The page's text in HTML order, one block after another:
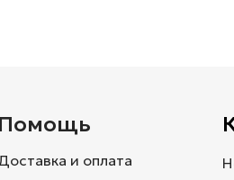
Помощь
и оплата